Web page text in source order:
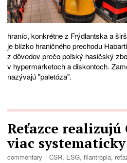
hraníc, konkrétne z Frýdlantska a
je blízko hraničného prechodu
z dôvodov prečo poľský hasičský
v hypermarketoch a diskontoch.
nazývajú "paletóza".
Reťazce
viac systematicky
commentary CSR, ESG, filantropia,